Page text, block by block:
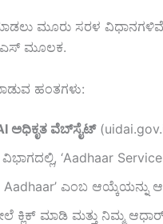
ಮೂರು ಸರಳ
ಮೂಲಕ.
ಹಂತಗಳು:
ಅಧಿಕೃತ ವೆಬ್‌ಸೈಟ್
ವಿಭಾಗದಲ್ಲಿ, ‘Aadhaar
Aadhaar’ ಎಂಬ ಆಯ್ಕೆಯನ್ನು
ಕ್ಲಿಕ್ ಮಾಡಿ ಮತ್ತು ನಿಮ್ಮ